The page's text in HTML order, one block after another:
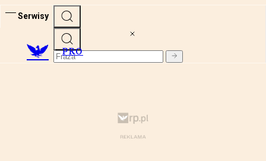
Serwisy
PRO